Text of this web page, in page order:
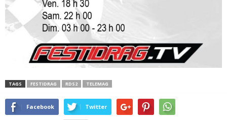
TAGS FESTIDRAG RDS2 TELEMAG
Facebook Twitter